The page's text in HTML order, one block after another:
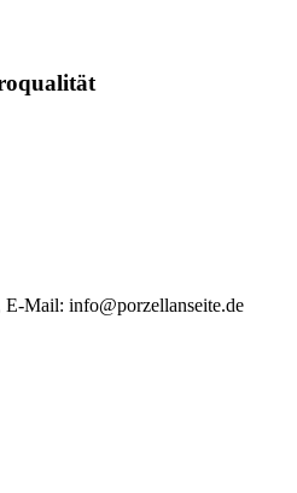
E-Mail: info@porzellanseite.de